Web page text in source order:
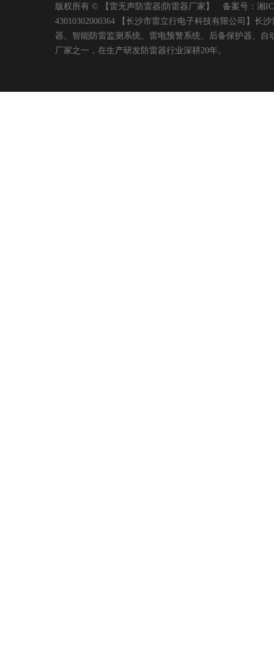
版权所有 © 【雷无声防雷器|防雷器厂家】 备案号： 湘
43010302000364 【长沙市雷立行电子科技有限公司】长
器、智能防雷监测系统、雷电预警系统、后备保护器、
厂家之一，在生产研发防雷器行业深耕20年。